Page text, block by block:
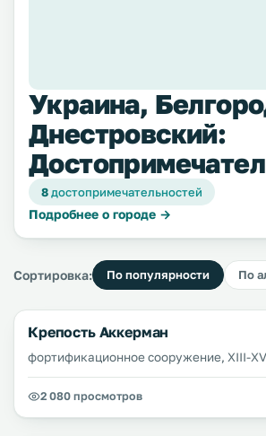
Украина,
Днестровский:
8достопримечательностей
Подробнее о городе →
Сортировка: По популярности По
Крепость Аккерман
фортификационное сооружение, XIII-
2 080 просмотров